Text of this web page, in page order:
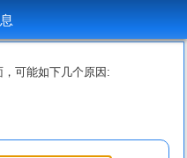
可能如下几个原因: